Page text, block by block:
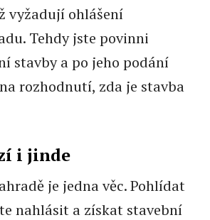
vyžadují ohlášení
Tehdy jste povinni
stavby a po jeho podání
rozhodnutí, zda je stavba
i jinde
je jedna věc. Pohlídat
nahlásit a získat stavební